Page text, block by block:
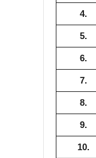
4.
5.
6.
7.
8.
9.
10.